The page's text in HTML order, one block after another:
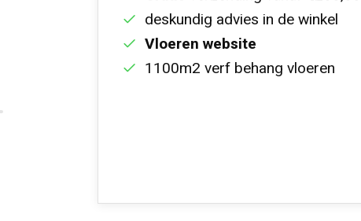
deskundig advies in de winkel
Vloeren website
1100m2 verf behang vloeren